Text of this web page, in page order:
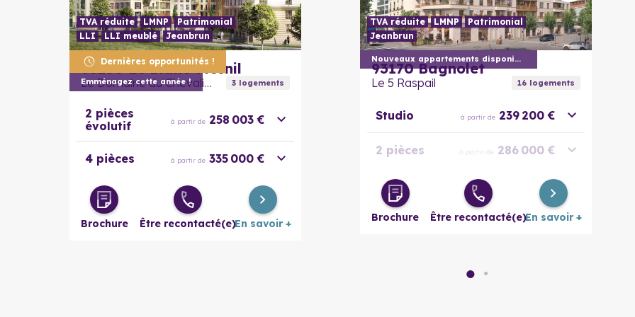
Dernières opportunités !
Emménagez cette année !
TVA réduite LMNP
Patrimonial
LLI
LLI meublé Jeanbrun
En savoir plus
93150 Le Blanc-Mesnil
Le Domaine du Chevalier 3logements
2 pièces
évolutif
à partir de 258 003 €
4 pièces à partir de 335 000 €
Brochure Être recontacté(e)En savoir +
Nouveaux appartements disponibles
TVA réduite LMNP
Patrimonial
Jeanbrun
93170 Bagnolet
Le 5 Raspail 16 logements
Studio à partir de 239 200 €
2 pièces à partir de 286 000 €
3 pièces
évolutif
à partir de 373 615 €
445 450 €
Brochure Être recontacté(e)En savoir +
● ●